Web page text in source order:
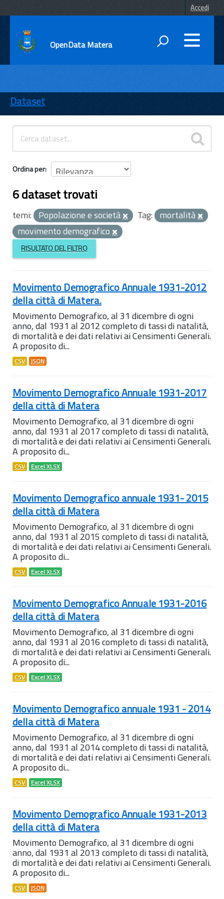
Accedi
OpenData Matera
ENTI
TEMI
INFORMAZIONI
Dataset
Ordina per
6 dataset trovati
temi: Popolazione e società Tag: mortalità
movimento demografico
RISULTATO DEL FILTRO
Movimento Demografico Annuale 1931-2012
della città di Matera.
Movimento Demografico, al 31 dicembre di ogni
anno, dal 1931 al 2012 completo di tassi di natalità,
di mortalità e dei dati relativi ai Censimenti Generali.
A proposito di...
CSV JSON
Movimento Demografico Annuale 1931-2017
della città di Matera
Movimento Demografico, al 31 dicembre di ogni
anno, dal 1931 al 2017 completo di tassi di natalità,
di mortalità e dei dati relativi ai Censimenti Generali.
A proposito di...
CSV Excel XLSX
Movimento Demografico annuale 1931- 2015
della città di Matera
Movimento Demografico, al 31 dicembre di ogni
anno, dal 1931 al 2015 completo di tassi di natalità,
di mortalità e dei dati relativi ai Censimenti Generali.
A proposito di...
CSV Excel XLSX
Movimento Demografico Annuale 1931-2016
della città di Matera
Movimento Demografico, al 31 dicembre di ogni
anno, dal 1931 al 2016 completo di tassi di natalità,
di mortalità e dei dati relativi ai Censimenti Generali.
A proposito di...
CSV Excel XLSX
Movimento Demografico annuale 1931 - 2014
della città di Matera
Movimento Demografico, al 31 dicembre di ogni
anno, dal 1931 al 2014 completo di tassi di natalità,
di mortalità e dei dati relativi ai Censimenti Generali.
A proposito di...
CSV Excel XLSX
Movimento Demografico Annuale 1931-2013
della città di Matera
Movimento Demografico, al 31 dicembre di ogni
anno, dal 1931 al 2013 completo di tassi di natalità,
di mortalità e dei dati relativi ai Censimenti Generali.
A proposito di...
CSV JSON